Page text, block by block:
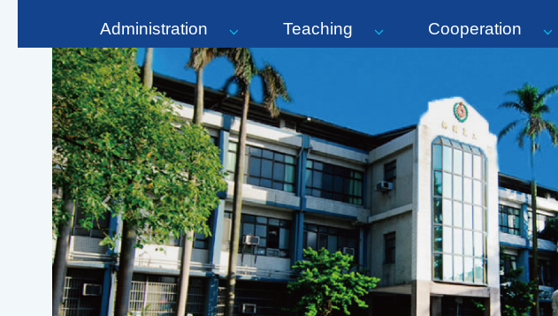
Administration
Teaching Cooperation
Previous